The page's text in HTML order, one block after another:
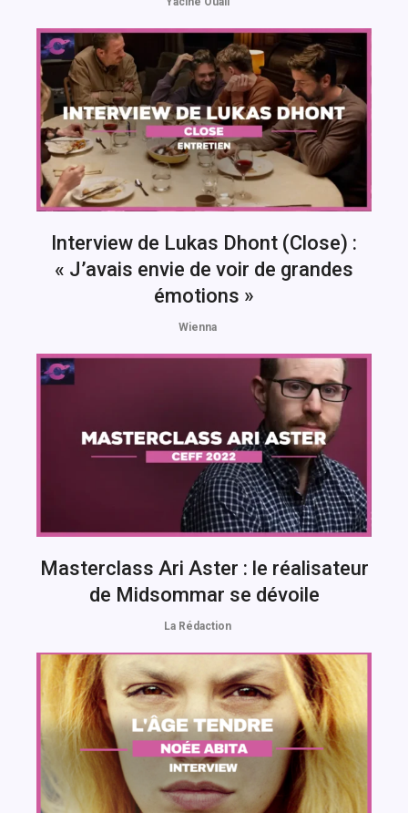
Interview de Lukas Dhont (Close) :
« J’avais envie de voir de grandes
émotions »
Wienna
Masterclass Ari Aster : le réalisateur
de Midsommar se dévoile
La Rédaction